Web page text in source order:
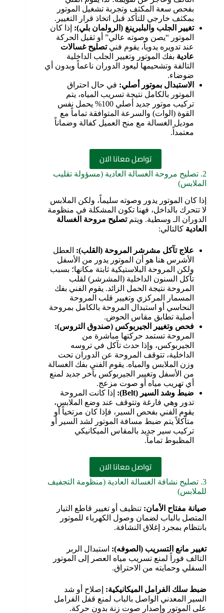
بفحص سعة المكثف وتجربة تشغيل الموتور
بمكثف خارجي للتأكد قبل اتخاذ قرار التغيير.
تغيير الجلب والبلبرينغ (الرولمان بلي): إذا كان
الموتور “يصن وصوته عالي” أو ثقيل الحركة
عند تدويره يدوياً، يقوم فنيتصليح غسالات
عادية بفك الموتور وتغيير الجلب الداخلية
التالفة وتشحيمها ليعود الدوران ناعماً وبدون أي
ضوضاء.
الاستبدال بموتور أصلي: في حال احتراق
الموتور بالكامل نتيجة تسريب المياه، يتم
تركيب موتور جديد أصلي 100% يحمل نفس
القوة (الوات) والسرعة المتوافقة تماماً مع
موديل الغسالة مع منح العميل كفالة وضماناً
معتمداً.
تواصل معانا الان
2. تصليح مروحة الغسالة العادية (مسؤولة تقليب
الملابس)
إذا كان الموتور يدور وصوته سليماً، ولكن الملابس
لا تتحرك بالداخل، فهنا تكون المشكلة في منظومة
الدوران الـ وسطية. ويتمتصليح مروحة الغسالة
العادية كالتالي:
علاج تآكل مشرشر المروحة (القلب): العطل
الأشرس هنا هو أن الموتور يدور من الأسفل
ولكن المروحة البلاستيكية ثابتة مكانها؛ بسبب
تآكل السنون الداخلية (المشرشر) لقلب
المروحة نتيجة الحمل الزائد. يقوم الفني بفك
المسمار المركزي وتغيير قلب المروحة
النحاسي أو استبدال المروحة بالكامل بمروحة
أصلية تطابق مقاس الحوض.
فحص وتغيير الجيربوكس (صندوق التروس):
المروحة تستمد حركتها مباشرة من
الجيربوكس، وإذا حدث تآكل في تروسه
الداخلية، تتوقف المروحة عن الدوران تحت
وزن الملابس والمياه. يقوم الفني بفك الغسالة
من الأسفل وتغيير الجيربوكس بآخر جديد لمنع
أي تهريب مياه أو صوت مزعج.
ضبط وشد السير (Belt):
إذا كانت المروحة
تدور وهي فارغة وتتوقف عند وضع الملابس،
يقوم الفني بفحص السير، فإذا كان مرتخياً أو
متآكلاً يتم ضبط مسافة الموتور لشد السير أو
تركيب سير جديد بالمقاس الميكانيكي
المظبوط تماماً.
تواصل معانا الان
3. تصليح نشافة الغسالة العادية (منظومة التجفيف
للملابس)
صيانة مفتاح الأمان: تنظيف أو تغيير قاطع التيار
المتصل بالباب لضمان وصول الكهرباء للموتور
بانتظام بمجرد إغلاق النشافة.
تغيير مانع التسريب (الصوفه): استبدال الربر
التالف فوراً لمنع تسريب مياه العصر إلى الموتور
السفلي وحمايته من الاحتراق.
ضبط سلك الفرامل الميكانيكية: إصلاح أو شد
السير المعدني الواصل بالباب لمنع قفل الفرامل
على الموتور وإصدار صوت زنة بدون حركة.